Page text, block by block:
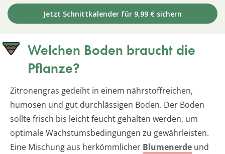
Jetzt Schnittkalender für 9,99 € sichern
Welchen Boden braucht die
Pflanze?
Zitronengras gedeiht in einem nährstoffreichen,
humosen und gut durchlässigen Boden. Der Boden
sollte frisch bis leicht feucht gehalten werden, um
optimale Wachstumsbedingungen zu gewährleisten.
Eine Mischung aus herkömmlicher Blumenerde und